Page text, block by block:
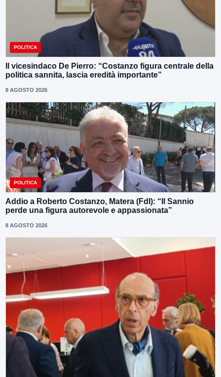
POLITICA
Il vicesindaco De Pierro: “Costanzo figura centrale della
politica sannita, lascia eredità importante”
8 AGOSTO 2026
POLITICA
Addio a Roberto Costanzo, Matera (FdI): “Il Sannio
perde una figura autorevole e appassionata”
8 AGOSTO 2026